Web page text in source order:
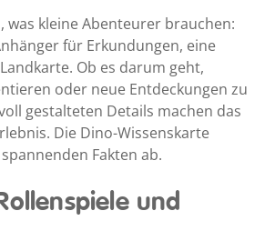
was kleine Abenteurer brauchen:
für Erkundungen, eine
Ob es darum geht,
oder neue Entdeckungen zu
gestalteten Details machen das
Die Dino-Wissenskarte
Fakten ab.
und